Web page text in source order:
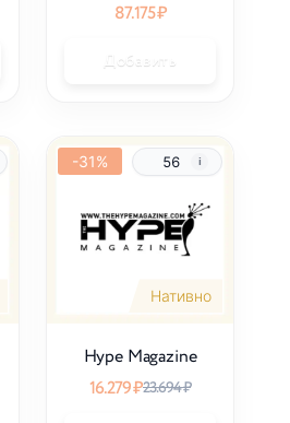
87.175₽
Добавить
Нативно
-31% 56
Hype Magazine
23.694₽
16.279₽